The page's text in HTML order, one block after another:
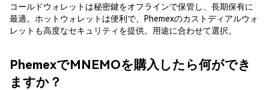
コールドウォレットは秘密鍵をオフラインで保管し、長期保有に
最適。ホットウォレットは便利で、Phemexのカストディアルウォ
レットも高度なセキュリティを提供。用途に合わせて選択。
PhemexでMNEMOを購入したら何ができ
ますか？